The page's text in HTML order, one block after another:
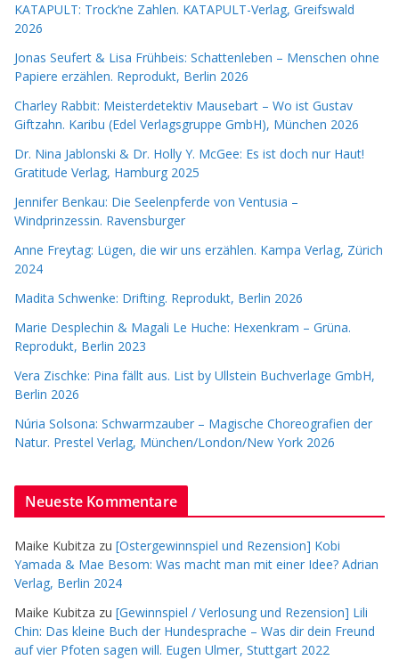
KATAPULT: Trock’ne Zahlen. KATAPULT-Verlag, Greifswald
2026
Jonas Seufert & Lisa Frühbeis: Schattenleben – Menschen ohne
Papiere erzählen. Reprodukt, Berlin 2026
Charley Rabbit: Meisterdetektiv Mausebart – Wo ist Gustav
Giftzahn. Karibu (Edel Verlagsgruppe GmbH), München 2026
Dr. Nina Jablonski & Dr. Holly Y. McGee: Es ist doch nur Haut!
Gratitude Verlag, Hamburg 2025
Jennifer Benkau: Die Seelenpferde von Ventusia –
Windprinzessin. Ravensburger
Anne Freytag: Lügen, die wir uns erzählen. Kampa Verlag, Zürich
2024
Madita Schwenke: Drifting. Reprodukt, Berlin 2026
Marie Desplechin & Magali Le Huche: Hexenkram – Grüna.
Reprodukt, Berlin 2023
Vera Zischke: Pina fällt aus. List by Ullstein Buchverlage GmbH,
Berlin 2026
Núria Solsona: Schwarmzauber – Magische Choreografien der
Natur. Prestel Verlag, München/London/New York 2026
Neueste Kommentare
Maike Kubitza zu [Ostergewinnspiel und Rezension] Kobi
Yamada & Mae Besom: Was macht man mit einer Idee? Adrian
Verlag, Berlin 2024
Maike Kubitza zu [Gewinnspiel / Verlosung und Rezension] Lili
Chin: Das kleine Buch der Hundesprache – Was dir dein Freund
auf vier Pfoten sagen will. Eugen Ulmer, Stuttgart 2022